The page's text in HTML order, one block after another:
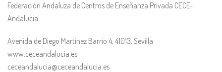
Federación Andaluza de Centros de Enseñanza Privada CECE-
Andalucía
Avenida de Diego Martínez Barrio 4, 41013, Sevilla
www.ceceandalucia.es
ceceandalucia@ceceandalucia.es